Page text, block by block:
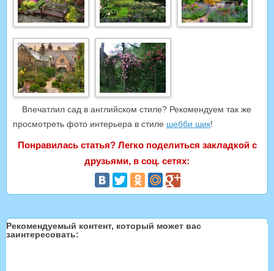
Впечатлил сад в английском стиле? Рекомендуем так же
просмотреть фото интерьера в стиле шебби шик!
Понравилась статья? Легко поделиться закладкой с
друзьями, в соц. сетях:
Рекомендуемый контент, который может вас
заинтересовать: